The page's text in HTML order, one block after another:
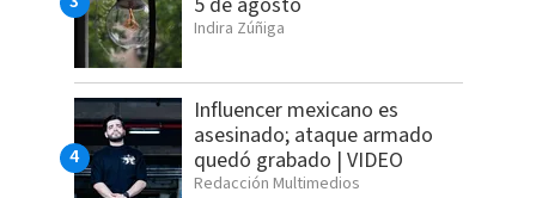
Indira Zúñiga
Influencer mexicano es
asesinado; ataque armado
quedó grabado | VIDEO
Redacción Multimedios